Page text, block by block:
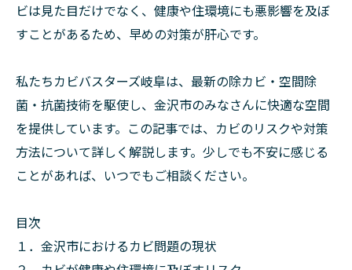
ビは見た目だけでなく、健康や住環境にも悪影響を及ぼ
すことがあるため、早めの対策が肝心です。
私たちカビバスターズ岐阜は、最新の除カビ・空間除
菌・抗菌技術を駆使し、金沢市のみなさんに快適な空間
を提供しています。この記事では、カビのリスクや対策
方法について詳しく解説します。少しでも不安に感じる
ことがあれば、いつでもご相談ください。
目次
１．金沢市におけるカビ問題の現状